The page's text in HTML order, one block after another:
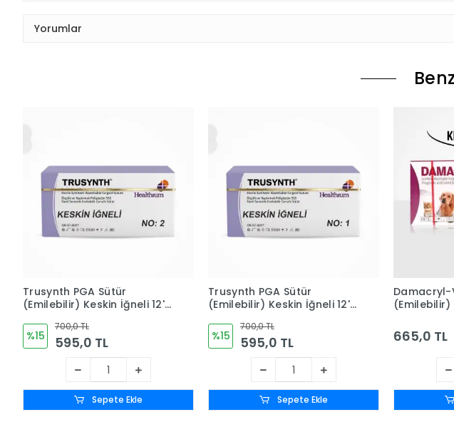
Yorumlar
Trusynth PGA Sütür
(Emilebilir) Keskin İğneli 12'li
%15
700,0 TL
595,0 TL
Sepete Ekle
Trusynth PGA Sütür
(Emilebilir) Keskin İğneli 12'li
%15
700,0 TL
595,0 TL
Sepete Ekle
Damacryl-
(Emilebilir)
Keskin İğneli
665,0 TL